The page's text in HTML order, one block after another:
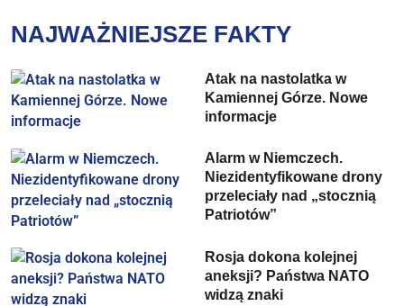
NAJWAŻNIEJSZE FAKTY
Atak na nastolatka w
Kamiennej Górze. Nowe
informacje
Alarm w Niemczech.
Niezidentyfikowane drony
przeleciały nad „stocznią
Patriotów”
Rosja dokona kolejnej
aneksji? Państwa NATO
widzą znaki